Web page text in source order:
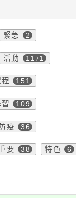
緊急 2
活動 1171
程 151
習 109
防疫 36
要 38 特色 6